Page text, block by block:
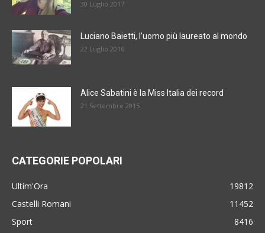
30 Luglio 2017
Luciano Baietti, l’uomo più laureato al mondo
22 Luglio 2016
Alice Sabatini è la Miss Italia dei record
21 Settembre 2015
CATEGORIE POPOLARI
Ultim'Ora
19812
Castelli Romani
11452
Sport
8416